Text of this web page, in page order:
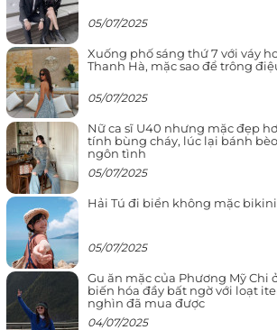
05/07/2025
Xuống phố sáng thứ 7 với váy
Thanh Hà, mặc sao để trông
05/07/2025
Nữ ca sĩ U40 nhưng mặc đẹp
tính bùng cháy, lúc lại bánh
ngôn tình
05/07/2025
Hải Tú đi biển không mặc
05/07/2025
Gu ăn mặc của Phương Mỹ Chi
biến hóa đầy bất ngờ với loạt
nghìn đã mua được
04/07/2025